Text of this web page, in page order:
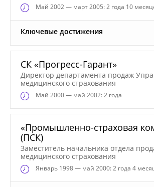
Май 2002 — март 2005: 2 года 10
Ключевые достижения
СК «Прогресс-Гарант»
Директор департамента продаж
медицинского страхования
Май 2000 — май 2002: 2 года
«Промышленно-страховая
(ПСК)
Заместитель начальника отдела
медицинского страхования
Январь 1998 — май 2000: 2 года 4